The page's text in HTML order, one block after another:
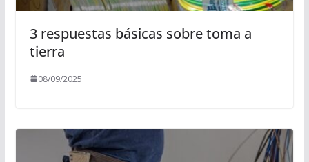
3 respuestas básicas sobre toma a
tierra
08/09/2025